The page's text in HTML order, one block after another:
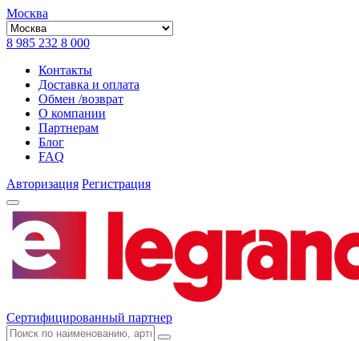
Москва
8 985 232 8 000
Контакты
Доставка и оплата
Обмен /возврат
О компании
Партнерам
Блог
FAQ
Авторизация Регистрация
Сертифицированный партнер